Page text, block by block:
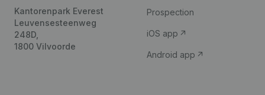
Kantorenpark Everest
Leuvensesteenweg
248D,
1800 Vilvoorde
Prospection
iOS app
Android app